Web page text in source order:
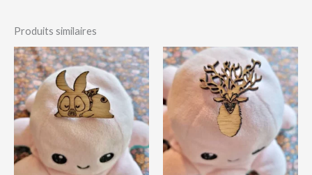
Produits similaires